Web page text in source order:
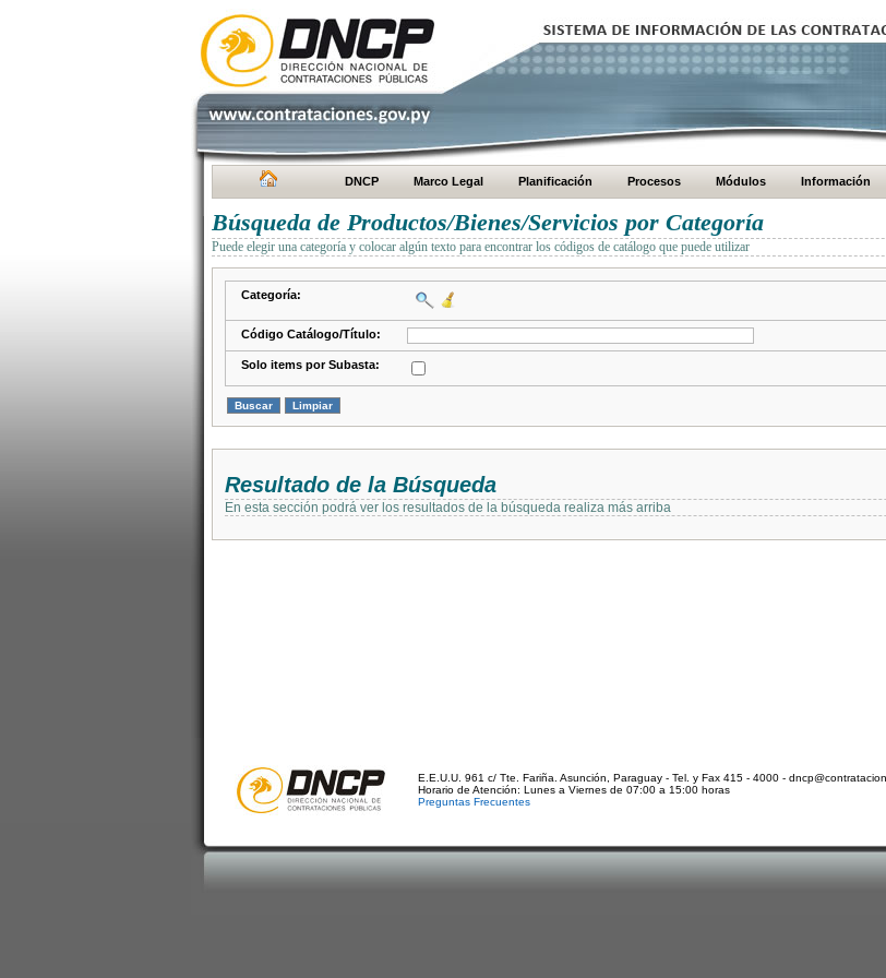
DNCP Marco Legal Planificación Procesos Módulos Información
Búsqueda de Productos/Bienes/Servicios por Categoría
Puede elegir una categoría y colocar algún texto para encontrar los códigos de catálogo que puede utilizar
Categoría:
Código Catálogo/Título:
Solo items por Subasta:
Resultado de la Búsqueda
En esta sección podrá ver los resultados de la búsqueda realiza más arriba
E.E.U.U. 961 c/ Tte. Fariña. Asunción, Paraguay - Tel. y Fax 415 - 4000 -
Horario de Atención: Lunes a Viernes de 07:00 a 15:00 horas
Preguntas Frecuentes